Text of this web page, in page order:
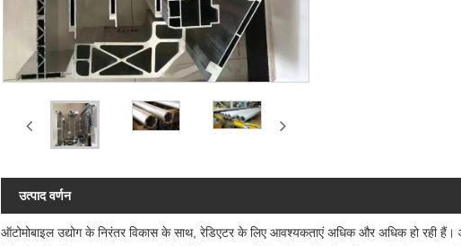
उत्पाद वर्णन
ऑटोमोबाइल उद्योग के निरंतर विकास के साथ, रेडिएटर के लिए आवश्यकताएं अधिक और अधिक हो रही हैं।